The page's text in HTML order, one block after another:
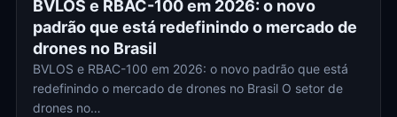
BVLOS e RBAC-100 em 2026: o novo
padrão que está redefinindo o mercado de
drones no Brasil
BVLOS e RBAC-100 em 2026: o novo padrão que está
redefinindo o mercado de drones no Brasil O setor de
drones no…